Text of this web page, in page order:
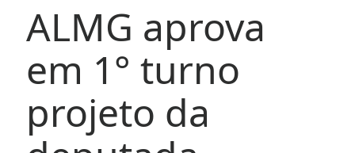
ALMG aprova
em 1° turno
projeto da